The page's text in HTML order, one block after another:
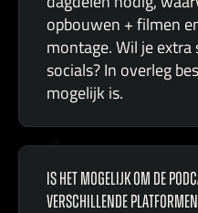
opbouwen + filmen
montage. Wil je
socials? In overleg
mogelijk is.
IS HET MOGELIJK OM DE
VERSCHILLENDE